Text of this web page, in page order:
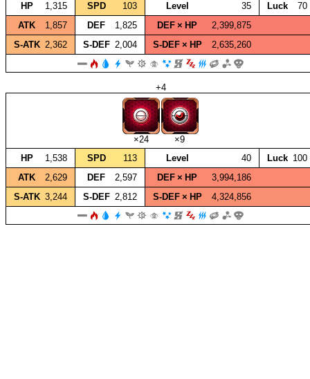
HP
1,315 SPD 103 Level 35 Luck
70
ATK
1,857 DEF 1,825 DEF × HP
2,399,875
S‑ATK 2,362 S‑DEF 2,004 S‑DEF × HP 2,635,260
+4
×24
×9
HP
1,538 SPD 113 Level 40 Luck 100
ATK
2,629 DEF 2,597 DEF × HP
3,994,186
S‑ATK 3,244 S‑DEF 2,812 S‑DEF × HP 4,324,856